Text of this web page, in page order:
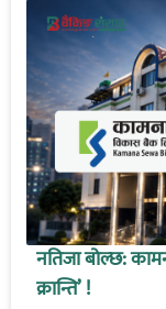
नतिजा बोल्छ:
क्रान्ति’ !